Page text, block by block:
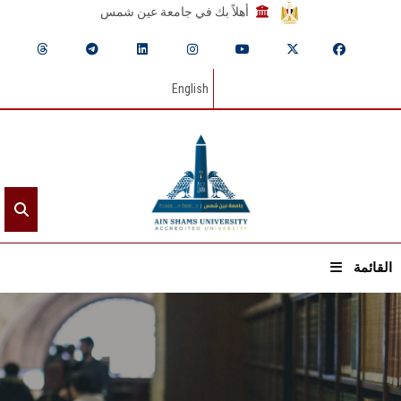
أهلاً بك في جامعة عين شمس
English
القائمة
الرئيسيـة
عن الجامعة